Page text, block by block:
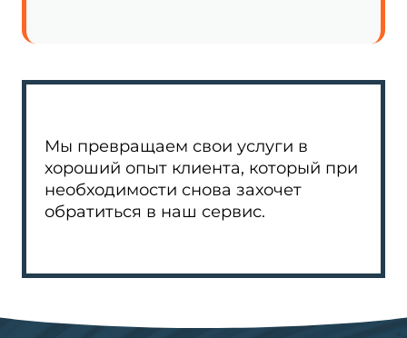
Мы превращаем свои услуги в
хороший опыт клиента, который при
необходимости снова захочет
обратиться в наш сервис.